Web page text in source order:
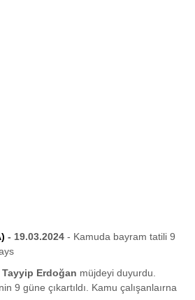
- 19.03.2024 - Kamuda bayram tatili 9
Tayyip Erdoğan müjdeyi duyurdu.
9 güne çıkartıldı. Kamu çalışanlaırna